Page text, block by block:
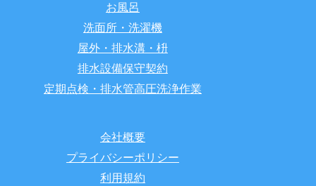
お風呂
洗面所・洗濯機
屋外・排水溝・枡
排水設備保守契約
定期点検・排水管高圧洗浄作業
会社概要
プライバシーポリシー
利用規約